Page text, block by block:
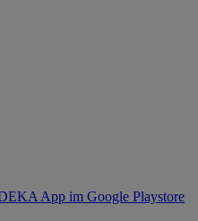
App im Google Playstore